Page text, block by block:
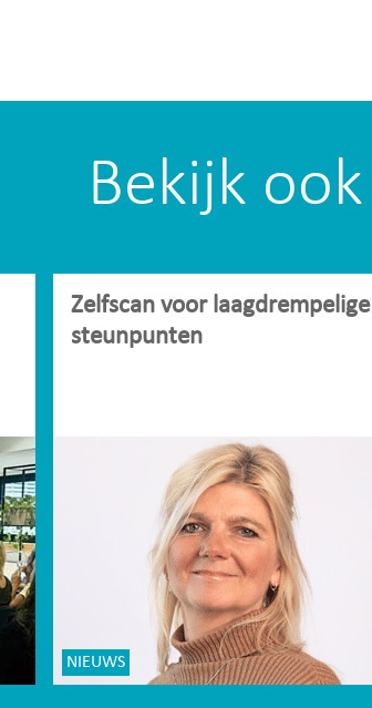
Bekijk ook
Zelfscan voor laagdrempelige
steunpunten
NIEUWS